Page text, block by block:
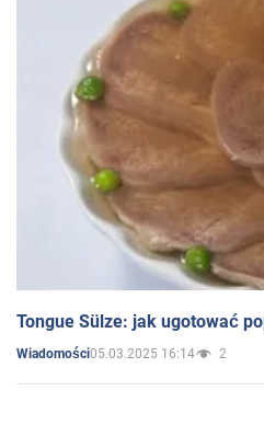
Tongue Sülze: jak ugotować
Wiadomości05.03.2025 16:14 2